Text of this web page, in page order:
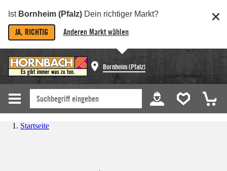
Ist Bornheim (Pfalz) Dein richtiger Markt?
JA, RICHTIG Anderen Markt wählen
Bornheim (Pfalz)
Startseite